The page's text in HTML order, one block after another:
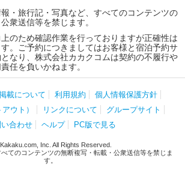
・旅行記・写真など、すべてのコンテンツの
衆送信等を禁じます。
のため確認作業を行っておりますが正確性は
。ご予約につきましてはお客様と宿泊予約サ
なり、株式会社カカクコムは契約の不履行や
任を負いかねます。
載について 利用規約
個人情報保護方針
ウト）
リンクについて
グループサイト
合わせ
ヘルプ PC版で見る
Inc. All Rights Reserved.
てのコンテンツの無断複写・転載・公衆送信等を禁じま
す。